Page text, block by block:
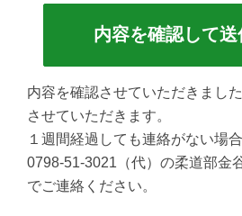
内容を確認させていただきまし
させていただきます。
１週間経過しても連絡がない場
0798-51-3021 （代）の柔道部金
でご連絡ください。